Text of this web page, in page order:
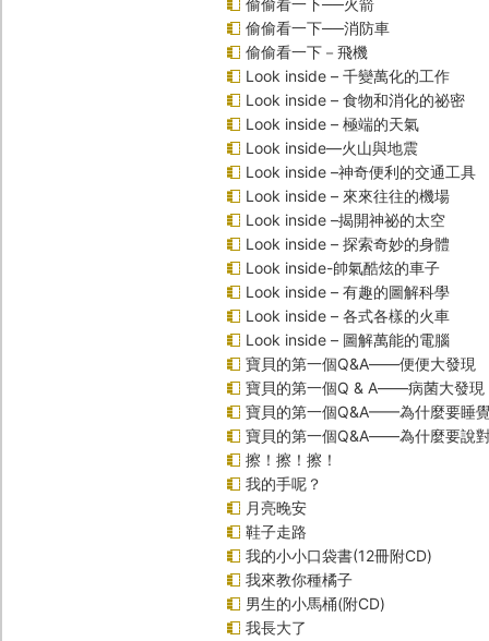
偷偷看一下──火箭
偷偷看一下──消防車
偷偷看一下－飛機
Look inside – 千變萬化的工作
Look inside – 食物和消化的祕密
Look inside – 極端的天氣
Look inside—火山與地震
Look inside –神奇便利的交通工具
Look inside – 來來往往的機場
Look inside –揭開神祕的太空
Look inside – 探索奇妙的身體
Look inside-帥氣酷炫的車子
Look inside – 有趣的圖解科學
Look inside – 各式各樣的火車
Look inside – 圖解萬能的電腦
寶貝的第一個Q&A――便便大發現
寶貝的第一個Q & A――病菌大發現
寶貝的第一個Q&A——為什麼要睡
寶貝的第一個Q&A――為什麼要說
擦！擦！擦！
我的手呢？
月亮晚安
鞋子走路
我的小小口袋書(12冊附CD)
我來教你種橘子
男生的小馬桶(附CD)
我長大了